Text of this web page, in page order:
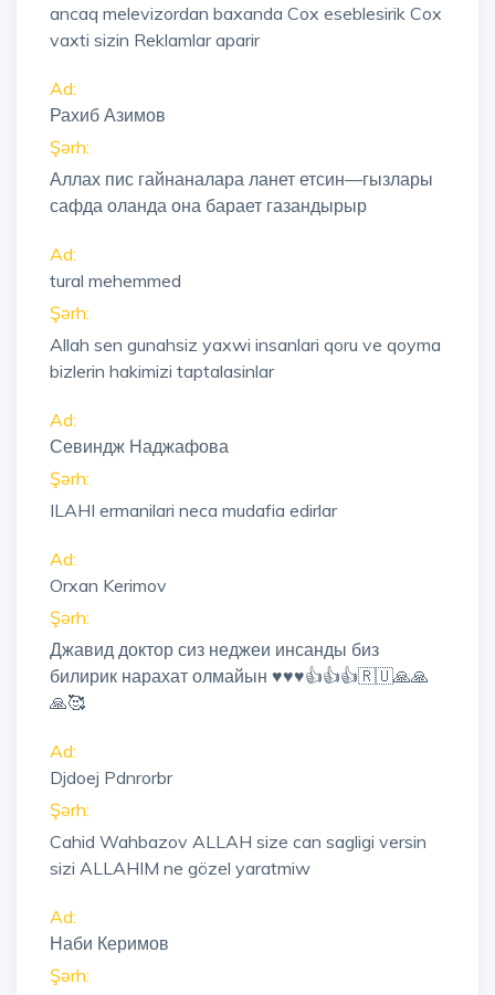
ancaq melevizordan baxanda Cox eseblesirik Cox
vaxti sizin Reklamlar aparir
Ad:
Рахиб Азимов
Şərh:
Аллах пис гайнаналара ланет етсин—гызлары
сафда оланда она барает газандырыр
Ad:
tural mehemmed
Şərh:
Allah sen gunahsiz yaxwi insanlari qoru ve qoyma
bizlerin hakimizi taptalasinlar
Ad:
Севиндж Наджафова
Şərh:
ILAHI ermanilari neca mudafia edirlar
Ad:
Orxan Kerimov
Şərh:
Джавид доктор сиз неджеи инсанды биз
билирик нарахат олмайын ♥️♥️♥️👍👍👍🇷🇺🙏🙏
🙏🥰
Ad:
Djdoej Pdnrorbr
Şərh:
Cahid Wahbazov ALLAH size can sagligi versin
sizi ALLAHIM ne gözel yaratmiw
Ad:
Наби Керимов
Şərh: